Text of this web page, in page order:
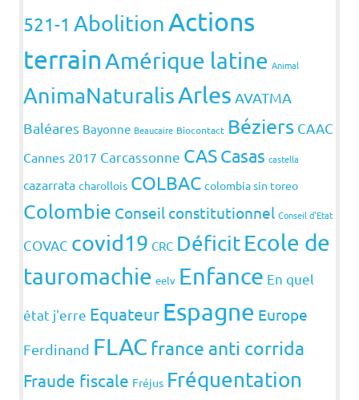
521-1 Abolition Actions
terrainAmérique latine Animal
AnimaNaturalisArles AVATMA
Baléares Bayonne Beaucaire Biocontact Béziers CAAC
Cannes 2017 Carcassonne CASCasas castella
cazarrata charollois COLBAC colombia sin toreo
Colombie Conseil constitutionnel Conseil d'Etat
COVAC covid19 CRC DéficitEcole de
tauromachie eelv Enfance En quel
état j'erre Equateur Espagne Europe
Ferdinand FLAC france anti corrida
Fraude fiscale Fréjus Fréquentation